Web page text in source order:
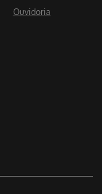
Ouvidoria